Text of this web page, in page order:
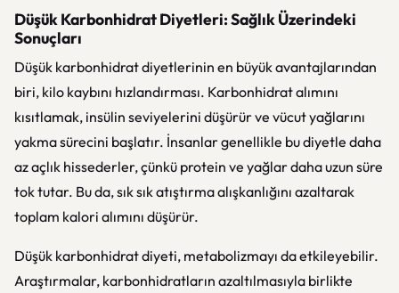
Düşük Karbonhidrat Diyetleri: Sağlık Üzerindeki
Sonuçları
Düşük karbonhidrat diyetlerinin en büyük avantajlarından
biri, kilo kaybını hızlandırması. Karbonhidrat alımını
kısıtlamak, insülin seviyelerini düşürür ve vücut yağlarını
yakma sürecini başlatır. İnsanlar genellikle bu diyetle daha
az açlık hissederler, çünkü protein ve yağlar daha uzun süre
tok tutar. Bu da, sık sık atıştırma alışkanlığını azaltarak
toplam kalori alımını düşürür.
Düşük karbonhidrat diyeti, metabolizmayı da etkileyebilir.
Araştırmalar, karbonhidratların azaltılmasıyla birlikte